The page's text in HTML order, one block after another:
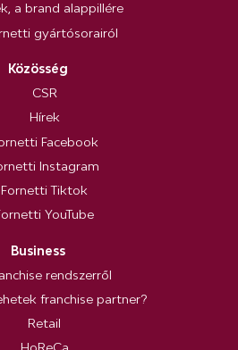
a brand alappillére
gyártósorairól
Közösség
CSR
Hírek
Facebook
Instagram
Fornetti Tiktok
YouTube
Business
rendszerről
franchise partner?
Retail